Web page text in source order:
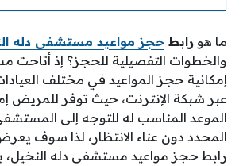
ما هو رابط حجز مواعيد مستشفى دله
والخطوات التفصيلية للحجز؟ إذ أتاحت
إمكانية حجز المواعيد في مختلف
عبر شبكة الإنترنت، حيث توفر للمريض
الموعد المناسب له للتوجه إلى
المحدد دون عناء الانتظار، لذا سوف
رابط حجز مواعيد مستشفى دله النخيل،